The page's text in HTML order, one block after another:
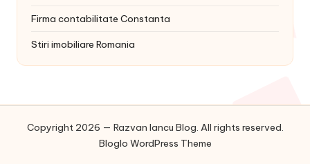
Firma contabilitate Constanta
Stiri imobiliare Romania
Copyright 2026 — Razvan Iancu Blog. All rights reserved.
Bloglo WordPress Theme